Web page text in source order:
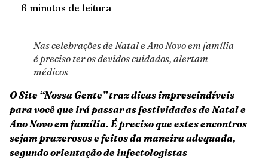
6 minutos de leitura
Nas celebrações de Natal e Ano Novo em família
é preciso ter os devidos cuidados, alertam
médicos
O Site “Nossa Gente” traz dicas imprescindíveis
para você que irá passar as festividades de Natal e
Ano Novo em família. É preciso que estes encontros
sejam prazerosos e feitos da maneira adequada,
segundo orientação de infectologistas